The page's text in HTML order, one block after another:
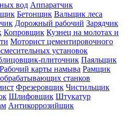
вод Аппаратчик
Бетонщик Вальщик леса
Дорожный рабочий Зарядчик
Копровщик Кузнец на молотах и
Моторист цементировочного
установок
плиточник Паяльщик
Рабочий карты намыва Рамщик
станков
Фрезеровщик Чистильщик
Шлифовщик Штукатур
Антикоррозийщик